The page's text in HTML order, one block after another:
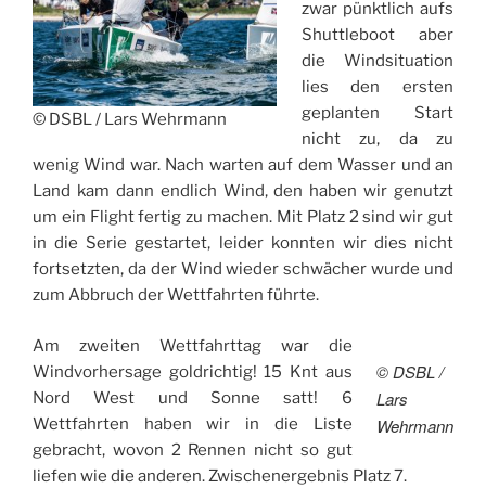
© DSBL / Lars Wehrmann
zwar pünktlich aufs
Shuttleboot aber
die Windsituation
lies den ersten
geplanten Start
nicht zu, da zu
wenig Wind war. Nach warten auf dem Wasser und an
Land kam dann endlich Wind, den haben wir genutzt
um ein Flight fertig zu machen. Mit Platz 2 sind wir gut
in die Serie gestartet, leider konnten wir dies nicht
fortsetzten, da der Wind wieder schwächer wurde und
zum Abbruch der Wettfahrten führte.
© DSBL /
Lars
Wehrmann
Am zweiten Wettfahrttag war die
Windvorhersage goldrichtig! 15 Knt aus
Nord West und Sonne satt! 6
Wettfahrten haben wir in die Liste
gebracht, wovon 2 Rennen nicht so gut
liefen wie die anderen. Zwischenergebnis Platz 7.